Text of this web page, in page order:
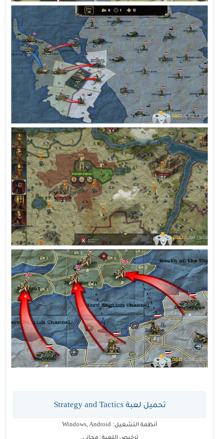
تحميل لعبة Strategy and Tactics
أنظمة التشغيل: Windows, Android
ترخيص اللعبة: مجاني.